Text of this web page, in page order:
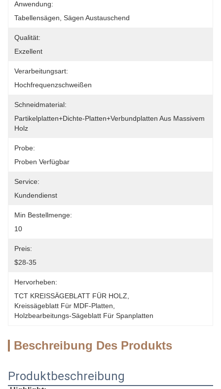
Anwendung:
Tabellensägen, Sägen Austauschend
Qualität:
Exzellent
Verarbeitungsart:
Hochfrequenzschweißen
Schneidmaterial:
Partikelplatten+Dichte-Platten+Verbundplatten Aus Massivem
Holz
Probe:
Proben Verfügbar
Service:
Kundendienst
Min Bestellmenge:
10
Preis:
$28-35
Hervorheben:
TCT KREISSÄGEBLATT FÜR HOLZ
Kreissägeblatt Für MDF-Platten
Holzbearbeitungs-Sägeblatt Für Spanplatten
Beschreibung Des Produkts
Produktbeschreibung